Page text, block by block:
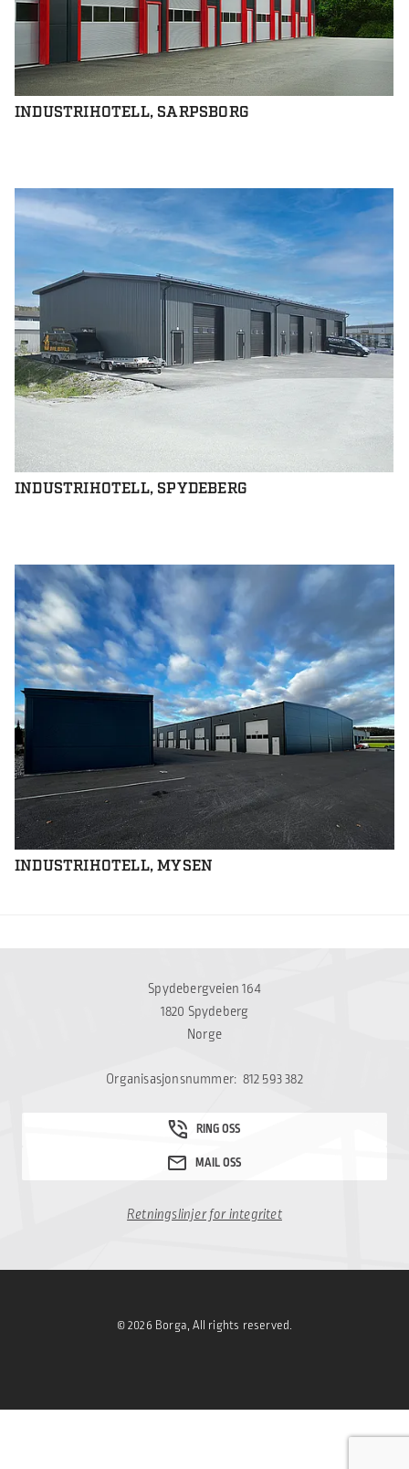
INDUSTRIHOTELL, SARPSBORG
INDUSTRIHOTELL, SPYDEBERG
INDUSTRIHOTELL, MYSEN
Spydebergveien 164
1820 Spydeberg
Norge
Organisasjonsnummer: 812 593 382
Retningslinjer for integritet
© 2026 Borga, All rights reserved.